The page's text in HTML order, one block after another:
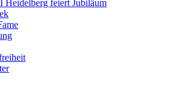
Heidelberg feiert Jubiläum